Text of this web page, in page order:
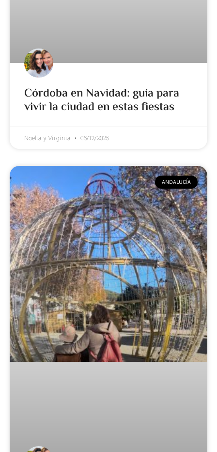
Córdoba en Navidad: guía para
vivir la ciudad en estas fiestas
Noelia y Virginia 05/12/2025
ANDALUCÍA